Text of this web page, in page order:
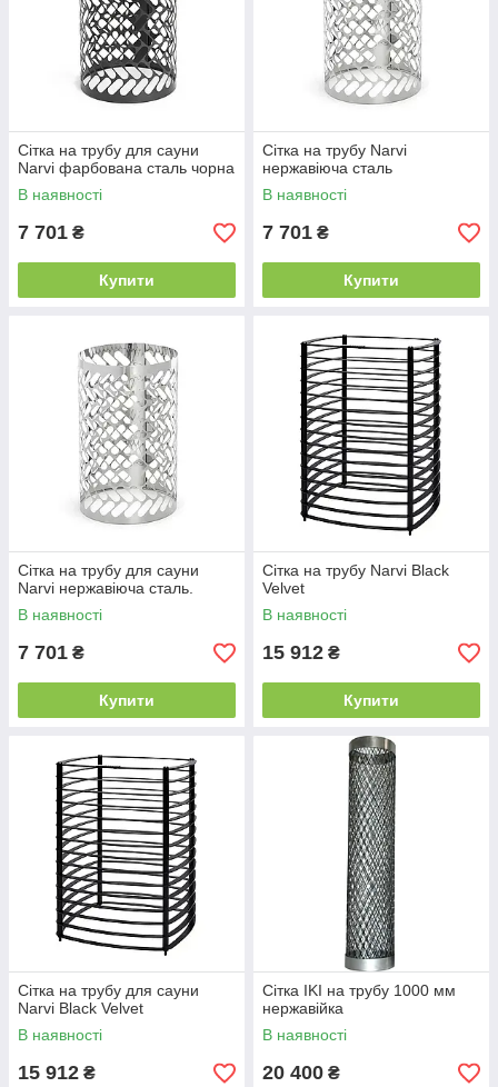
Сітка на трубу для сауни
Narvi фарбована сталь чорна
В наявності
7 701 ₴
Купити
Сітка на трубу Narvi
нержавіюча сталь
В наявності
7 701 ₴
Купити
Сітка на трубу для сауни
Narvi нержавіюча сталь.
В наявності
7 701 ₴
Купити
Сітка на трубу Narvi Black
Velvet
В наявності
15 912 ₴
Купити
Сітка на трубу для сауни
Narvi Black Velvet
В наявності
15 912 ₴
Сітка IKI на трубу 1000 мм
нержавійка
В наявності
20 400 ₴